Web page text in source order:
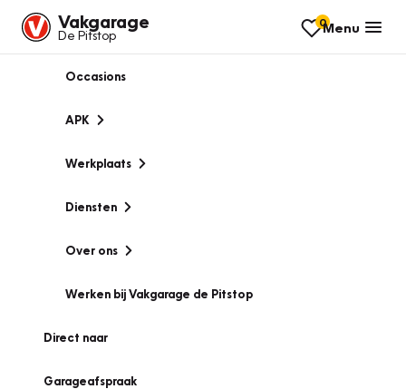
Vakgarage
De Pitstop
0Menu
Occasions
APK
Werkplaats
Diensten
Over ons
Werken bij Vakgarage de Pitstop
Direct naar
Garageafspraak